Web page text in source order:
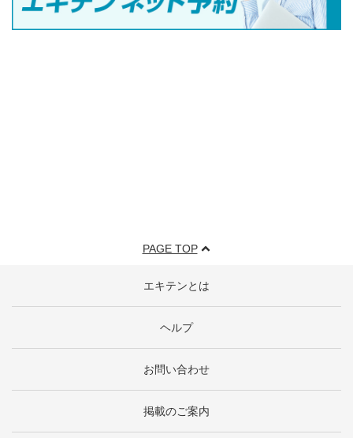
PAGE TOP
エキテンとは
ヘルプ
お問い合わせ
掲載のご案内